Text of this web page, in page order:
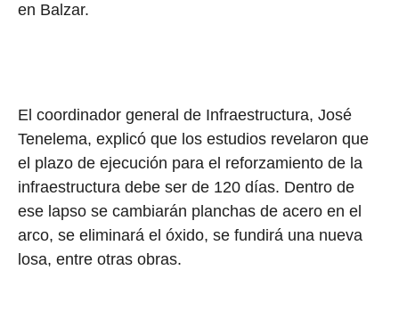
en Balzar.
El coordinador general de Infraestructura, José
Tenelema, explicó que los estudios revelaron que
el plazo de ejecución para el reforzamiento de la
infraestructura debe ser de 120 días. Dentro de
ese lapso se cambiarán planchas de acero en el
arco, se eliminará el óxido, se fundirá una nueva
losa, entre otras obras.